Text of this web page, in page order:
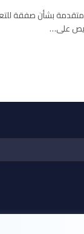
متقدمة بشأن صفقة
على…